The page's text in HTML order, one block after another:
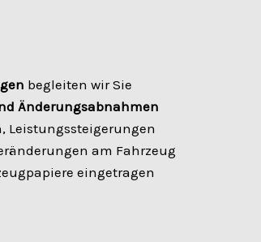
begleiten wir Sie
Änderungsabnahmen
Leistungssteigerungen
am Fahrzeug
eingetragen